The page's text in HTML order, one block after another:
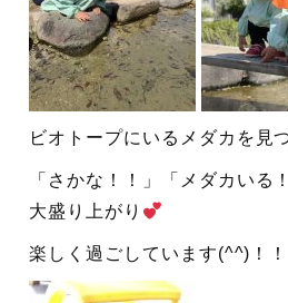
ビオトープにいるメダカを見
「さかな！！」「メダカいる
大盛り上がり
楽しく過ごしています(^^)！！